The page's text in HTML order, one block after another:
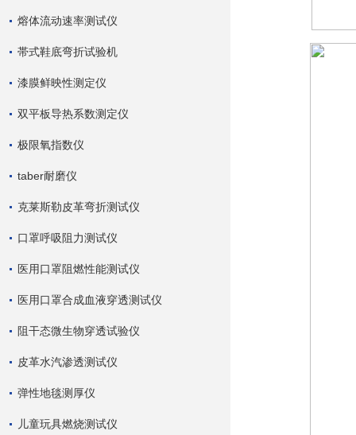
熔体流动速率测试仪
帯式鞋底弯折试验机
漆膜鲜映性测定仪
双平板导热系数测定仪
极限氧指数仪
taber耐磨仪
克莱斯勒皮革弯折测试仪
口罩呼吸阻力测试仪
医用口罩阻燃性能测试仪
医用口罩合成血液穿透测试仪
阻干态微生物穿透试验仪
皮革水汽渗透测试仪
弹性地毯测厚仪
儿童玩具燃烧测试仪